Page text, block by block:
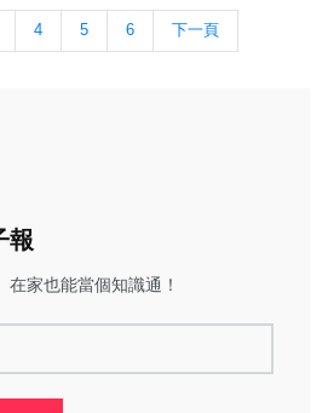
4 5 6 下一頁
報
家也能當個知識通！